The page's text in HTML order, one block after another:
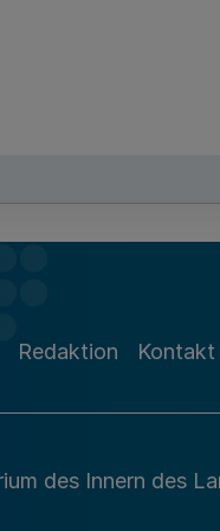
Redaktion Kontakt
des Innern des